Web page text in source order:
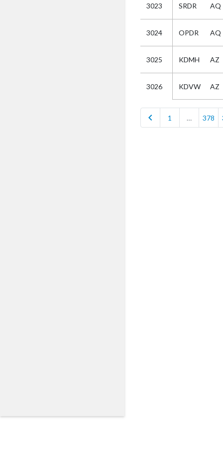
3023 SRDR AQ
3024 OPDR AQ
3025 KDMH AZ
3026 KDVW AZ
chevron_left 1 … 378